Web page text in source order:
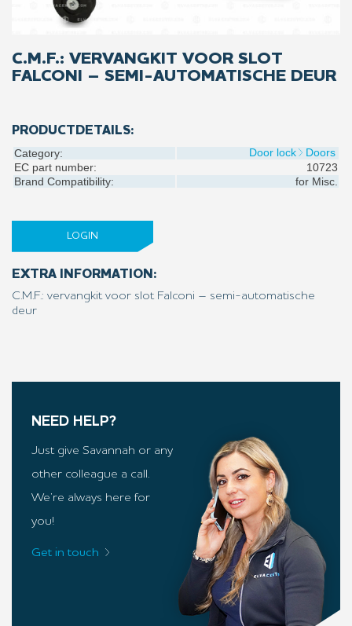
C.M.F.: VERVANGKIT VOOR SLOT
FALCONI – SEMI-AUTOMATISCHE DEUR
PRODUCTDETAILS:
Category: Door lock
Doors
EC part number:
10723
Brand Compatibility:
for Misc.
LOGIN
EXTRA INFORMATION:
C.M.F.: vervangkit voor slot Falconi – semi-automatische
deur
NEED HELP?
Just give Savannah or any
other colleague a call.
We’re always here for
you!
Get in touch